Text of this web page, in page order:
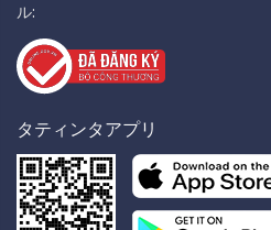
ル:
タティンタアプリ